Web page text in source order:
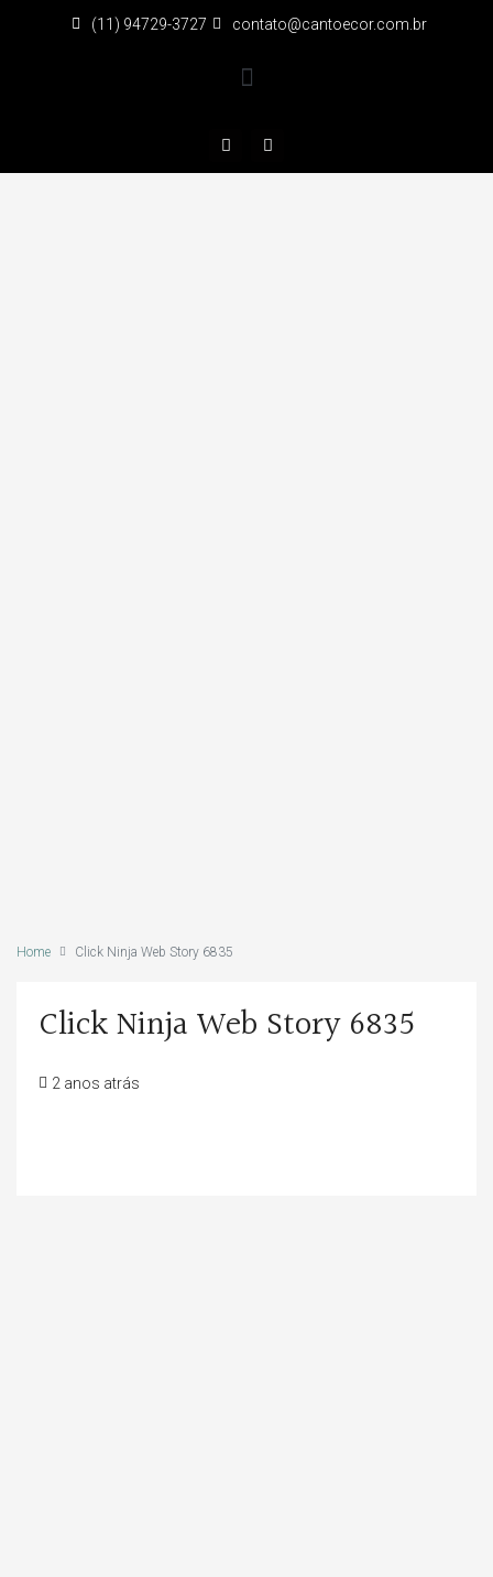
(11) 94729-3727 contato@cantoecor.com.br
Home Click Ninja Web Story 6835
Click Ninja Web Story 6835
2 anos atrás